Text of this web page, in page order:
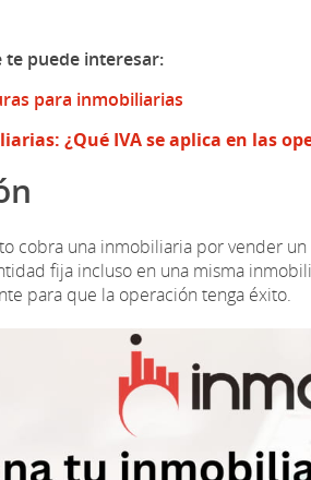
puede interesar:
para inmobiliarias
¿Qué IVA se aplica en las
cobra una inmobiliaria por vender
fija incluso en una misma
para que la operación tenga éxito.